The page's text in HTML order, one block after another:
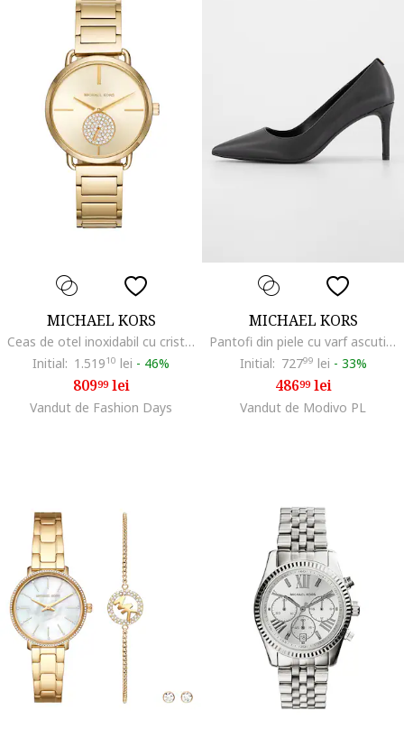
MICHAEL KORS
Ceas de otel inoxidabil cu cristale Portia, Auriu
Initial: 1.51910 lei - 46%
80999lei
Vandut de Fashion Days
MICHAEL KORS
Pantofi din piele cu varf ascutit Alina Flex, Negru
Initial: 72799 lei - 33%
48699lei
Vandut de Modivo PL